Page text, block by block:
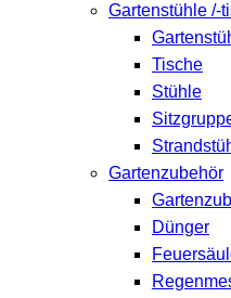
Gartenstühle /-
Tische
Stühle
Gartenzubehör
Dünger